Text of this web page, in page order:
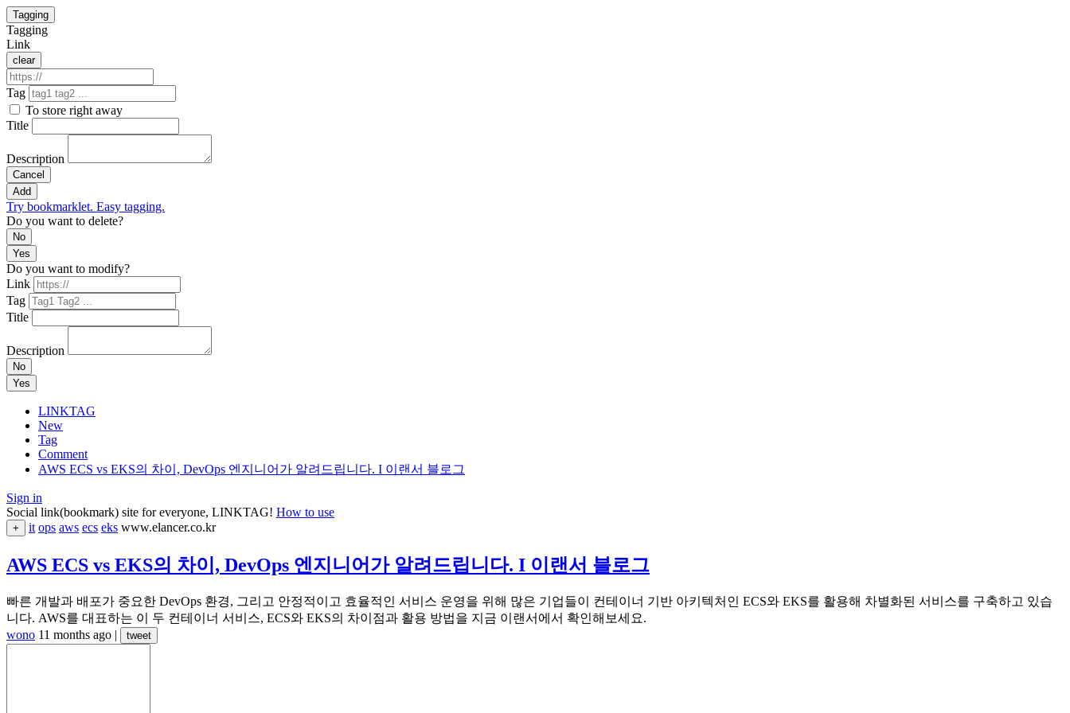
Tagging
Tagging
Link
clear
Tag
To store right away
Title
Description
Cancel
Add
Try bookmarklet. Easy tagging.
Do you want to delete?
No
Yes
Do you want to modify?
Link
Tag
Title
Description
No
Yes
LINKTAG
New
Tag
Comment
AWS ECS vs EKS의 차이, DevOps 엔지니어가 알려드립니다. I 이랜서 블로그
Sign in
Social link(bookmark) site for everyone, LINKTAG! How to use
+ it ops aws ecs eks www.elancer.co.kr
AWS ECS vs EKS의 차이, DevOps 엔지니어가 알려드립니다. I 이랜서 블로그
빠른 개발과 배포가 중요한 DevOps 환경, 그리고 안정적이고 효율적인 서비스 운영을 위해 많은 기업들이 컨테이너 기반 아키텍처인 ECS와 EKS를 활용해 차별화된 서비스를 구축하고 있습
니다. AWS를 대표하는 이 두 컨테이너 서비스, ECS와 EKS의 차이점과 활용 방법을 지금 이랜서에서 확인해보세요.
wono 11 months ago | tweet